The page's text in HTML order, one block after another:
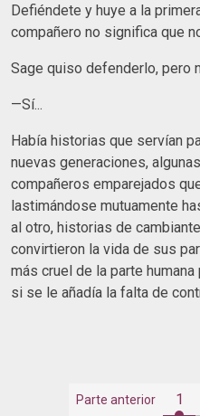
Defiéndete y huye a la
compañero no significa que
Sage quiso defenderlo, pero
—Sí...
Había historias que servían
nuevas generaciones,
compañeros emparejados
lastimándose mutuamente
al otro, historias de
convirtieron la vida de sus
más cruel de la parte
si se le añadía la falta de
Parte anterior 1